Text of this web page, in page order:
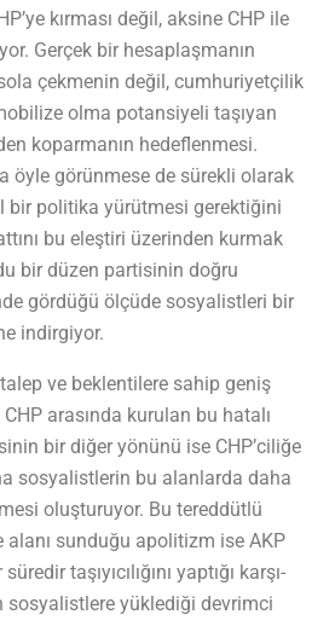
kırması değil, aksine CHP ile
Gerçek bir hesaplaşmanın
çekmenin değil, cumhuriyetçilik
olma potansiyeli taşıyan
koparmanın hedeflenmesi.
öyle görünmese de sürekli olarak
bir politika yürütmesi gerektiğini
bu eleştiri üzerinden kurmak
bir düzen partisinin doğru
gördüğü ölçüde sosyalistleri bir
indirgiyor.
ve beklentilere sahip geniş
arasında kurulan bu hatalı
bir diğer yönünü ise CHP’ciliğe
sosyalistlerin bu alanlarda daha
oluşturuyor. Bu tereddütlü
alanı sunduğu apolitizm ise AKP
taşıyıcılığını yaptığı karşı-
yüklediği devrimci